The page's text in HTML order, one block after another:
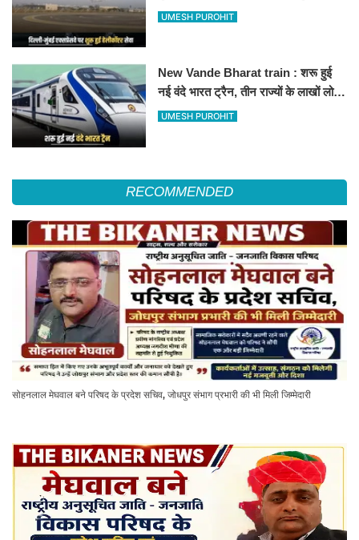
हेलीकॉप्टर सर्विस से तुरंत घायल पहुंचेगा
UMESH PUROHIT
New Vande Bharat train : शरू हुई
नई वंदे भारत ट्रैन, तीन राज्यों के लाखों लोगों
का सफर होगा आसान, देखें पूरा रूटमैप
UMESH PUROHIT
RECOMMENDED
सोहनलाल मेघवाल बने परिषद के प्रदेश सचिव, जोधपुर संभाग प्रभारी की भी मिली जिम्मेदारी